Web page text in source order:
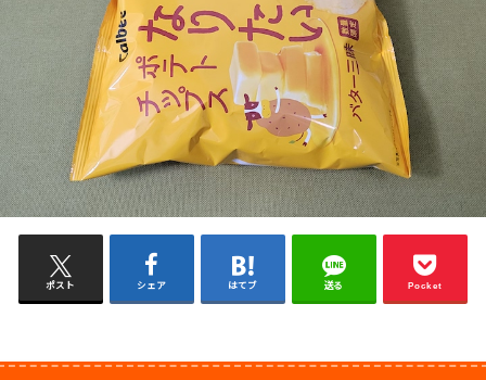
ポスト シェア はてブ 送る Pocket